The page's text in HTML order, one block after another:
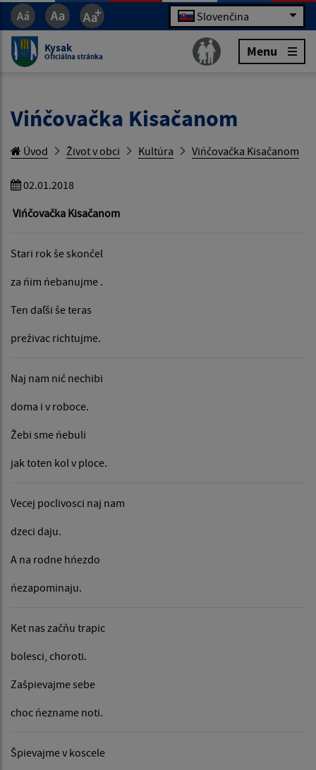
Slovenčina
Kysak
Oficiálna stránka Menu
Vińčovačka Kisačanom
Úvod Život v obci Kultúra Vińčovačka Kisačanom
02.01.2018
Vińčovačka Kisačanom
Stari rok še skončel
za ńim ńebanujme .
Ten daľši še teras
preživac richtujme.
Naj nam nič nechibi
doma i v roboce.
Žebi sme ńebuli
jak toten kol v ploce.
Vecej poclivosci naj nam
dzeci daju.
A na rodne hńezdo
ńezapominaju.
Ket nas začňu trapic
bolesci, choroti.
Zašpievajme sebe
choc ńezname noti.
Špievajme v koscele